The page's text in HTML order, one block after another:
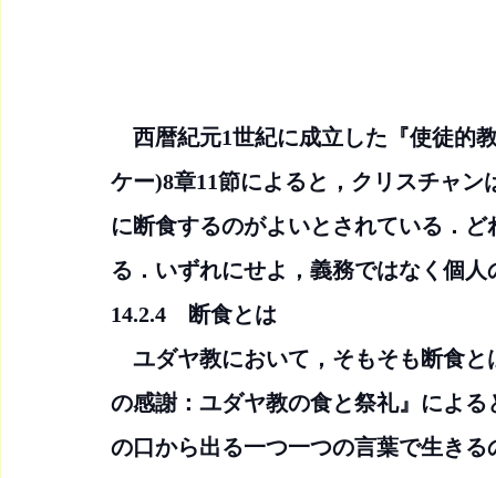
西暦紀元1世紀に成立した『使徒的
ケー)8章11節によると，クリスチャ
に断食するのがよいとされている．
る．いずれにせよ，義務ではなく個
14.2.4　断食とは
ユダヤ教において，そもそも断食と
の感謝：ユダヤ教の食と祭礼』によ
の口から出る一つ一つの言葉で生き